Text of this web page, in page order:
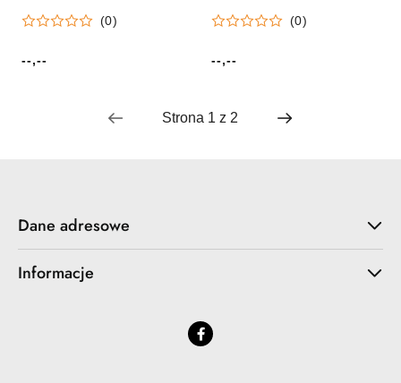
(0)
Cena:
--,--
(0)
Cena:
--,--
Dane adresowe
Informacje